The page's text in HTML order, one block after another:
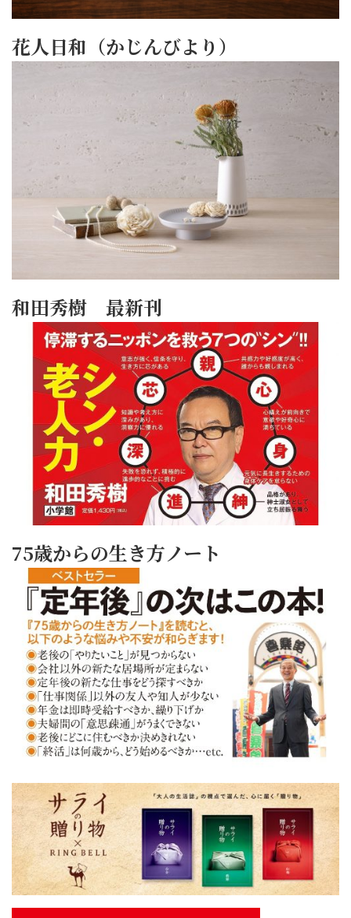
花人日和（かじんびより）
和田秀樹 最新刊
75歳からの生き方ノート